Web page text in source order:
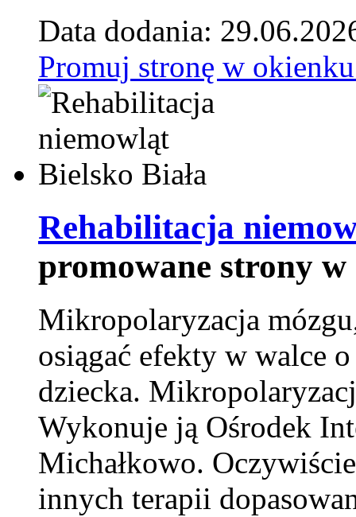
Data dodania:
Promuj stronę w
Rehabilitacja
promowane strony
Mikropolaryzacja
osiągać efekty w walce
dziecka.
Wykonuje ją Ośrodek
Michałkowo.
innych terapii